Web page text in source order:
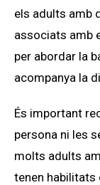
els adults amb
associats amb
per abordar la
acompanya la
És important
persona ni les
molts adults
tenen habilitats